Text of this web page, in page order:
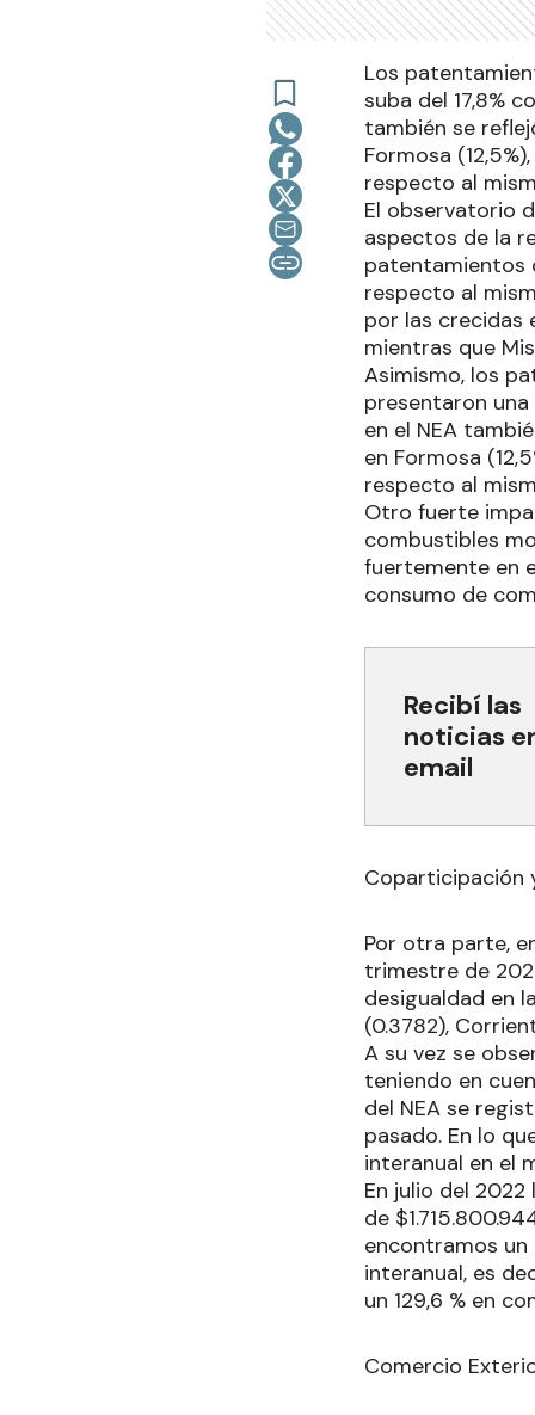
Los
suba del 17,8%
también se
Formosa
respecto al
El observatorio
aspectos de la
patentamientos
respecto al
por las crecidas
mientras que
Asimismo, los
presentaron
en el NEA
en Formosa
respecto al
Otro fuerte
combustibles
fuertemente en
consumo de
Recibí las
noticias
email
Coparticipación
Por otra parte,
trimestre de
desigualdad en
(0.3782),
A su vez se
teniendo en
del NEA se
pasado. En lo
interanual en el
En julio del
de
encontramos un
interanual, es
un 129,6 % en
Comercio